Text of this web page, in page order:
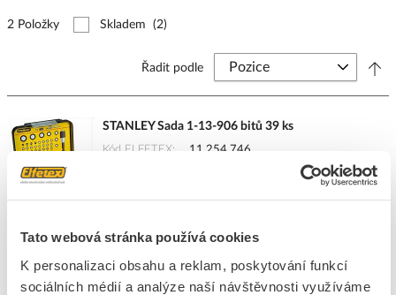
Tato webová stránka používá cookies
K personalizaci obsahu a reklam, poskytování funkcí
sociálních médií a analýze naší návštěvnosti využíváme
2 Položky Skladem (2)
Řadit podle
STANLEY Sada 1-13-906 bitů 39 ks
Kód ELFETEX
11.254.746
Značka
STANLEY
Sada do košíku